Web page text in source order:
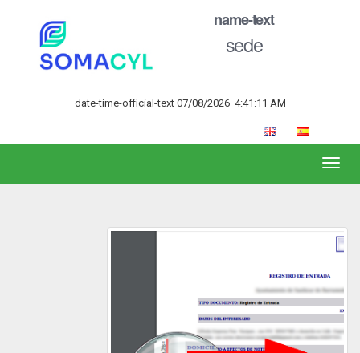
name-text
sede
date-time-official-text 07/08/2026 4:41:11 AM